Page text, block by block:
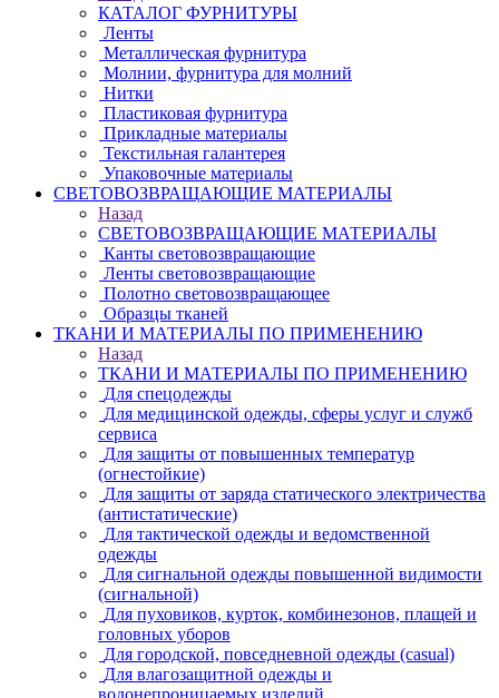
КАТАЛОГ ФУРНИТУРЫ
Ленты
Металлическая фурнитура
Молнии, фурнитура для молний
Нитки
Пластиковая фурнитура
Прикладные материалы
Текстильная галантерея
Упаковочные материалы
СВЕТОВОЗВРАЩАЮЩИЕ МАТЕРИАЛЫ
Назад
СВЕТОВОЗВРАЩАЮЩИЕ МАТЕРИАЛЫ
Канты световозвращающие
Ленты световозвращающие
Полотно световозвращающее
Образцы тканей
ТКАНИ И МАТЕРИАЛЫ ПО ПРИМЕНЕНИЮ
Назад
ТКАНИ И МАТЕРИАЛЫ ПО ПРИМЕНЕНИЮ
Для спецодежды
Для медицинской одежды, сферы услуг и служб
сервиса
Для защиты от повышенных температур
(огнестойкие)
Для защиты от заряда статического электричества
(антистатические)
Для тактической одежды и ведомственной
одежды
Для сигнальной одежды повышенной видимости
(сигнальной)
Для пуховиков, курток, комбинезонов, плащей и
головных уборов
Для городской, повседневной одежды (casual)
Для влагозащитной одежды и
водонепроницаемых изделий